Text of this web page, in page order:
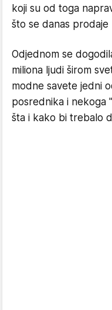
koji su od toga
što se danas prodaje
Odjednom se
miliona ljudi širom
modne savete jedni
posrednika i nekoga
šta i kako bi trebalo